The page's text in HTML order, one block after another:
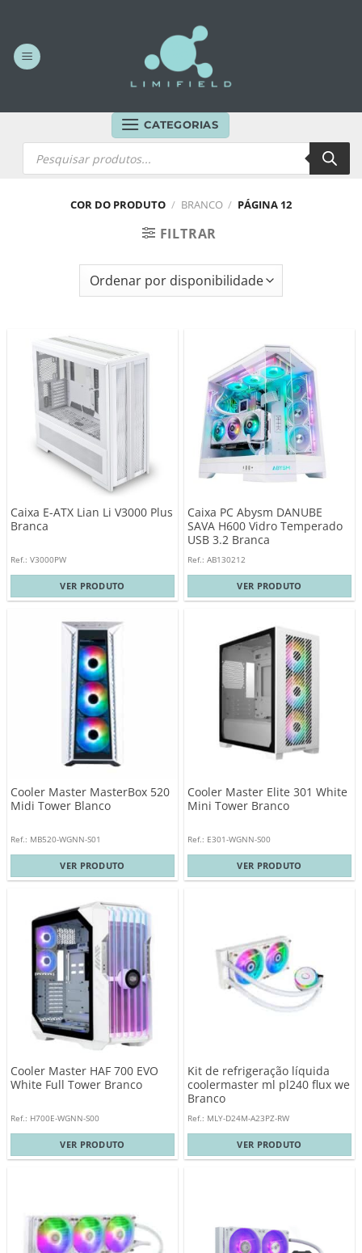
content
CATEGORIAS
Products
search
COR DO PRODUTO / BRANCO / PÁGINA 12
FILTRAR
Caixa E-ATX Lian Li V3000 Plus
Branca
Ref.: V3000PW
VER PRODUTO
Caixa PC Abysm DANUBE
SAVA H600 Vidro Temperado
USB 3.2 Branca
Ref.: AB130212
VER PRODUTO
Cooler Master MasterBox 520
Midi Tower Blanco
Ref.: MB520-WGNN-S01
VER PRODUTO
Cooler Master Elite 301 White
Mini Tower Branco
Ref.: E301-WGNN-S00
VER PRODUTO
Cooler Master HAF 700 EVO
White Full Tower Branco
Ref.: H700E-WGNN-S00
VER PRODUTO
Kit de refrigeração líquida
coolermaster ml pl240 flux we
Branco
Ref.: MLY-D24M-A23PZ-RW
VER PRODUTO